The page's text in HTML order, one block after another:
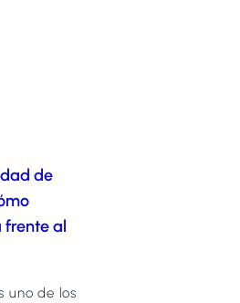
de
frente al
uno de los